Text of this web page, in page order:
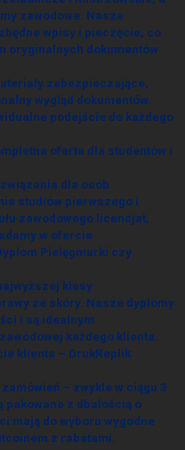
zawodowe. Nasze
wpisy i pieczęcie, co
oryginalnych dokumentów
zabezpieczające,
wygląd dokumentów.
podejście do każdego
oferta dla studentów i
dla osób
studiów pierwszego i
zawodowego licencjat,
w ofercie
Pielęgniarki czy
klasy
ze skóry. Nasze dyplomy
i są idealnym
każdego klienta.
klienta – DrukReplik
– zwykle w ciągu 3
z dbałością o
mają do wyboru wygodne
z rabatami.